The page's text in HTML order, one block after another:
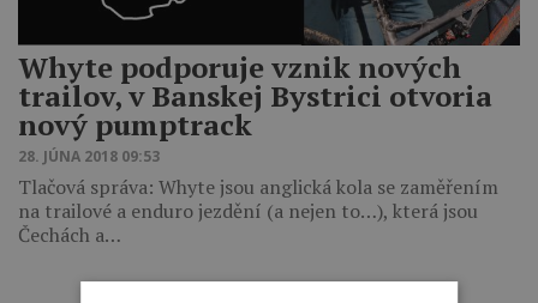
Whyte podporuje vznik nových
trailov, v Banskej Bystrici otvoria
nový pumptrack
28. JÚNA 2018 09:53
Tlačová správa: Whyte jsou anglická kola se zaměřením
na trailové a enduro jezdění (a nejen to…), která jsou
Čechách a…